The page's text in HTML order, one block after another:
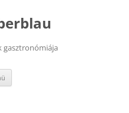
gasztronómiája